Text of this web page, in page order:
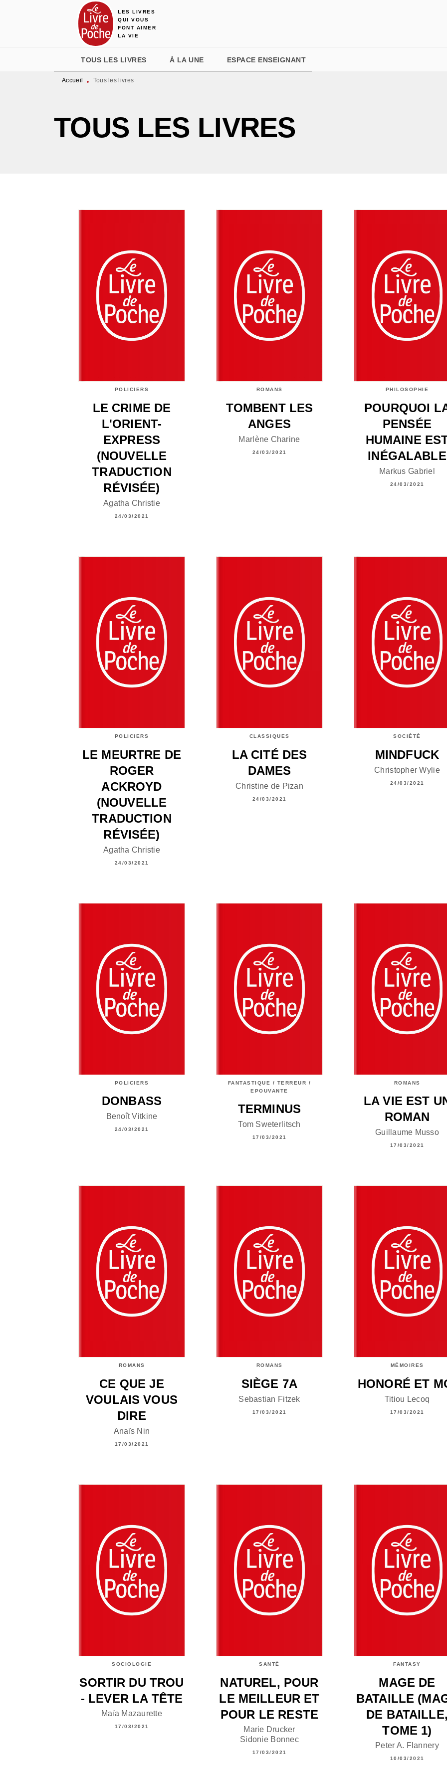
MENU RECHERCHE
LES LIVRES
QUI VOUS
FONT AIMER
LA VIE
TOUS LES LIVRES À LA UNE ESPACE ENSEIGNANT
Accueil • Tous les livres
TOUS LES LIVRES
POLICIERS
LE CRIME DE
L'ORIENT-
EXPRESS
(NOUVELLE
TRADUCTION
RÉVISÉE)
Agatha Christie
24/03/2021
ROMANS
TOMBENT LES
ANGES
Marlène Charine
24/03/2021
PHILOSOPHIE
POURQUOI
PENSÉE
HUMAINE
INÉGALABLE
Markus Gabriel
24/03/2021
POLICIERS
LE MEURTRE DE
ROGER
ACKROYD
(NOUVELLE
TRADUCTION
RÉVISÉE)
Agatha Christie
24/03/2021
CLASSIQUES
LA CITÉ DES
DAMES
Christine de Pizan
24/03/2021
SOCIÉTÉ
MINDFUCK
Christopher Wylie
24/03/2021
POLICIERS
DONBASS
Benoît Vitkine
24/03/2021
FANTASTIQUE / TERREUR /
EPOUVANTE
TERMINUS
Tom Sweterlitsch
17/03/2021
ROMANS
LA VIE EST
ROMAN
Guillaume Musso
17/03/2021
ROMANS
CE QUE JE
VOULAIS VOUS
DIRE
Anaïs Nin
17/03/2021
ROMANS
SIÈGE 7A
Sebastian Fitzek
17/03/2021
MÉMOIRES
HONORÉ ET
Titiou Lecoq
17/03/2021
SOCIOLOGIE
SORTIR DU TROU
- LEVER LA TÊTE
Maïa Mazaurette
17/03/2021
SANTÉ
NATUREL, POUR
LE MEILLEUR ET
POUR LE RESTE
Marie Drucker
Sidonie Bonnec
17/03/2021
FANTASY
MAGE DE
BATAILLE
DE BATAILLE,
TOME 1)
Peter A. Flannery
10/03/2021